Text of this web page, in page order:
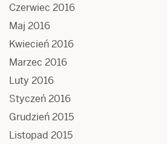
Czerwiec 2016
Maj 2016
Kwiecień 2016
Marzec 2016
Luty 2016
Styczeń 2016
Grudzień 2015
Listopad 2015